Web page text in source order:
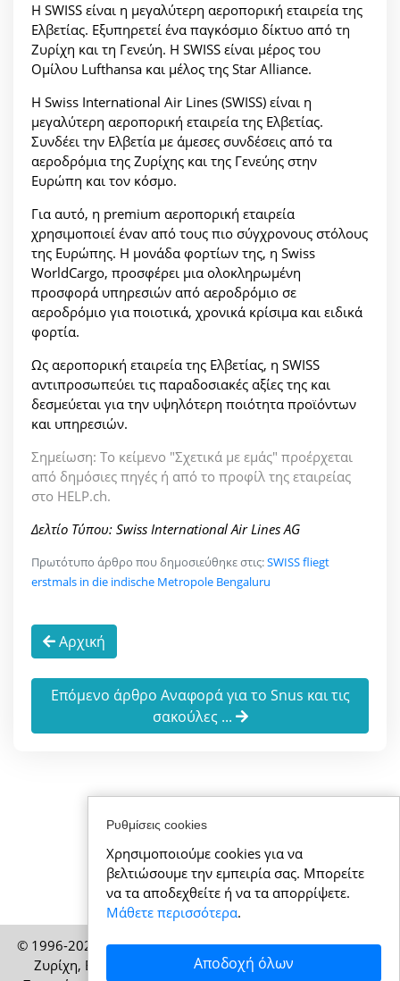
Η SWISS είναι η μεγαλύτερη αεροπορική εταιρεία της
Ελβετίας. Εξυπηρετεί ένα παγκόσμιο δίκτυο από τη
Ζυρίχη και τη Γενεύη. Η SWISS είναι μέρος του
Ομίλου Lufthansa και μέλος της Star Alliance.
Η Swiss International Air Lines (SWISS) είναι η
μεγαλύτερη αεροπορική εταιρεία της Ελβετίας.
Συνδέει την Ελβετία με άμεσες συνδέσεις από τα
αεροδρόμια της Ζυρίχης και της Γενεύης στην
Ευρώπη και τον κόσμο.
Για αυτό, η premium αεροπορική εταιρεία
χρησιμοποιεί έναν από τους πιο σύγχρονους στόλους
της Ευρώπης. Η μονάδα φορτίων της, η Swiss
WorldCargo, προσφέρει μια ολοκληρωμένη
προσφορά υπηρεσιών από αεροδρόμιο σε
αεροδρόμιο για ποιοτικά, χρονικά κρίσιμα και ειδικά
φορτία.
Ως αεροπορική εταιρεία της Ελβετίας, η SWISS
αντιπροσωπεύει τις παραδοσιακές αξίες της και
δεσμεύεται για την υψηλότερη ποιότητα προϊόντων
και υπηρεσιών.
Σημείωση: Το κείμενο "Σχετικά με εμάς" προέρχεται
από δημόσιες πηγές ή από το προφίλ της εταιρείας
στο HELP.ch.
Δελτίο Τύπου: Swiss International Air Lines AG
Πρωτότυπο άρθρο που δημοσιεύθηκε στις:SWISS fliegt
erstmals in die indische Metropole Bengaluru
Αρχική
Επόμενο άρθρο Αναφορά για το Snus και τις
σακούλες ...
© 1996-2026 ElvetiaNews.gr – Έκδοση της HELP Media AG,
Ζυρίχη, Ελβετία – Με επιφύλαξη παντός δικαιώματος
Ρυθμίσεις cookies
Χρησιμοποιούμε cookies για να
βελτιώσουμε την εμπειρία σας. Μπορείτε
να τα αποδεχθείτε ή να τα απορρίψετε.
Μάθετε περισσότερα.
Αποδοχή όλων